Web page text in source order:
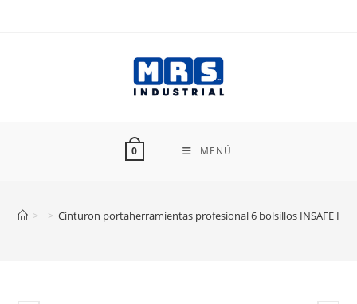
0 MENÚ
> > Cinturon portaherramientas profesional 6 bolsillos INSAFE IN-